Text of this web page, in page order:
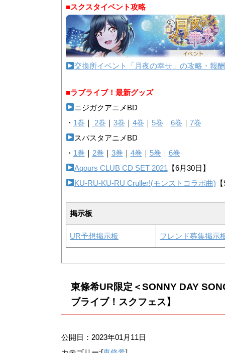
■スクスタイベント攻略
交換所イベント「月夜の幸せ」の攻略・報
■ラブライブ！最新グッズ
ニジガクアニメBD
・ 1巻 ｜ 2巻 ｜ 3巻 ｜ 4巻 ｜ 5巻 ｜ 6巻 ｜ 7巻
スパスタアニメBD
・ 1巻 ｜ 2巻 ｜ 3巻 ｜ 4巻 ｜ 5巻 ｜ 6巻
Aqours CLUB CD SET 2021 【6月30日】
KU-RU-KU-RU Cruller!(モンストコラボ曲)
掲示板
UR予想掲示板 フレンド募集掲示
東條希UR限定＜SONNY DAY
ブライブ！スクフェス】
公開日： 2023年01月11日